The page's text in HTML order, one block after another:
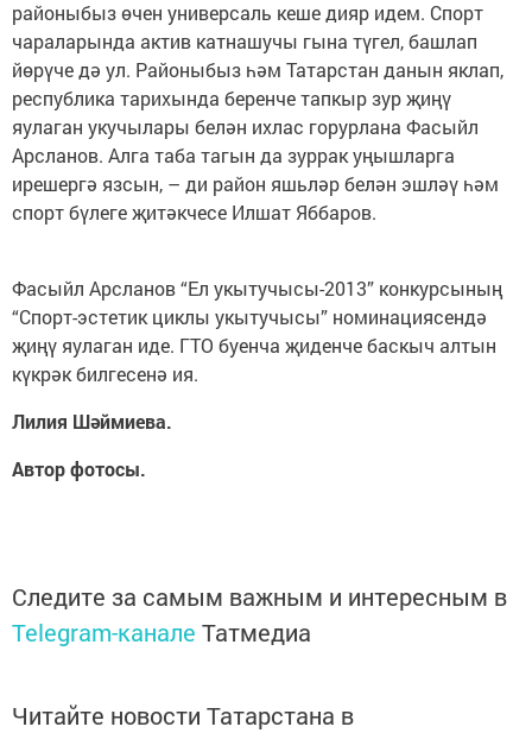
районыбыз өчен универсаль кеше дияр идем. Спорт
чараларында актив катнашучы гына түгел, башлап
йөрүче дә ул. Районыбыз һәм Татарстан данын яклап,
республика тарихында беренче тапкыр зур җиңү
яулаган укучылары белән ихлас горурлана Фасыйл
Арсланов. Алга таба тагын да зуррак уңышларга
ирешергә язсын, – ди район яшьләр белән эшләү һәм
спорт бүлеге җитәкчесе Илшат Яббаров.
Фасыйл Арсланов “Ел укытучысы-2013” конкурсының
“Спорт-эстетик циклы укытучысы” номинациясендә
җиңү яулаган иде. ГТО буенча җиденче баскыч алтын
күкрәк билгесенә ия.
Лилия Шәймиева.
Автор фотосы.
Следите за самым важным и интересным в
Telegram-канале Татмедиа
Читайте новости Татарстана в